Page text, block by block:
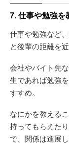
7. 仕事や勉強を
仕事や勉強など
と後輩の距離を
会社やバイト先
生であれば勉強
すすめ。
なにかを教える
持ってもらえた
で、関係は進展